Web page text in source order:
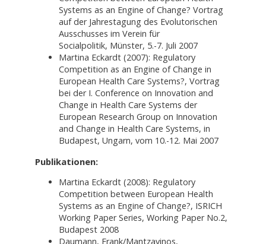
Systems as an Engine of Change? Vortrag
auf der Jahrestagung des Evolutorischen
Ausschusses im Verein für
Socialpolitik, Münster, 5.-7. Juli 2007
Martina Eckardt (2007): Regulatory
Competition as an Engine of Change in
European Health Care Systems?, Vortrag
bei der I. Conference on Innovation and
Change in Health Care Systems der
European Research Group on Innovation
and Change in Health Care Systems, in
Budapest, Ungarn, vom 10.-12. Mai 2007
Publikationen:
Martina Eckardt (2008): Regulatory
Competition between European Health
Systems as an Engine of Change?, ISRICH
Working Paper Series, Working Paper No.2,
Budapest 2008
Daumann, Frank/Mantzavinos,